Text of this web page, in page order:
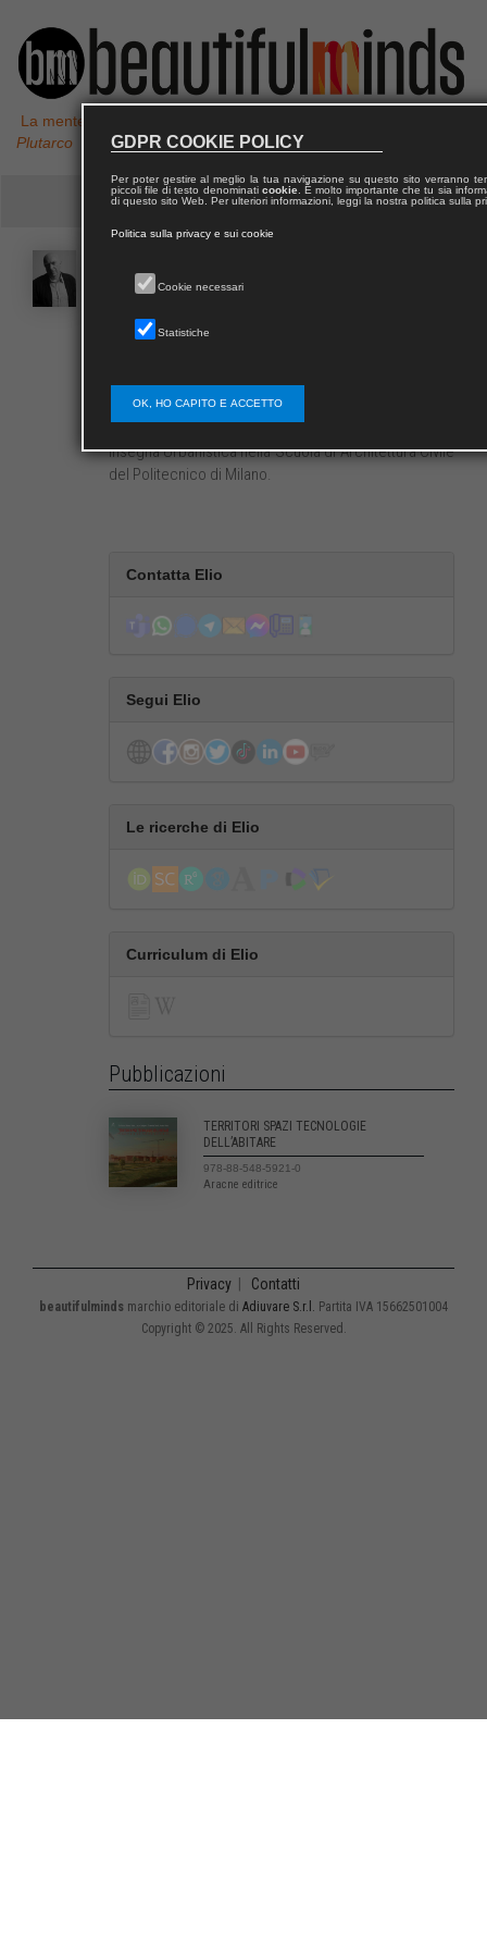
La mente non è un vaso da riempire, ma un fuoco da accendere,
Plutarco
ElioBOSIO
Architetto. La sua attività di ricerca e di
questione della residenza sociale, affrontata a
partire dal tema della cellula abitativa fino alla
pianificazione di settore nel sistema metropoitano.
insegna Urbanistica nella Scuola di Architettura Civile
del Politecnico di Milano.
Contatta Elio
Segui Elio
Le ricerche di Elio
Curriculum di Elio
Pubblicazioni
TERRITORI SPAZI TECNOLOGIE
DELL’ABITARE
978-88-548-5921-0
Aracne editrice
Privacy Contatti
beautifulminds marchio editoriale di Adiuvare S.r.l. Partita IVA 15662501004
Copyright © 2025. All Rights Reserved.
GDPR COOKIE POLICY
Per poter gestire al meglio la tua navigazione su questo sito verranno
piccoli file di testo denominati cookie. È molto importante che tu sia
di questo sito Web. Per ulteriori informazioni, leggi la nostra politica sulla
Politica sulla privacy e sui cookie
Cookie necessari
Statistiche
OK, HO CAPITO E ACCETTO